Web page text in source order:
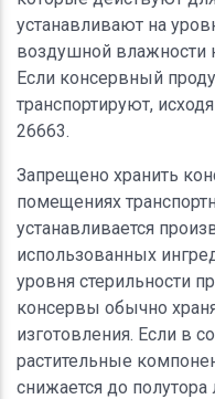
устанавливают на
воздушной
Если консервный
транспортируют,
26663.
Запрещено хранить
помещениях
устанавливается
использованных
уровня стерильности
консервы обычно
изготовления. Если в
растительные
снижается до полутора